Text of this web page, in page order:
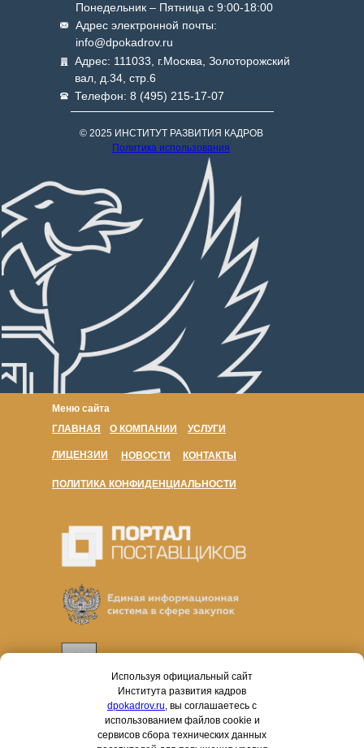
Меню сайта
Понедельник – Пятница с 9:00-18:00
Адрес: 111033, г.Москва, Золоторожский
вал, д.34, стр.6
Телефон: 8 (495) 215-17-07
© 2025 ИНСТИТУТ РАЗВИТИЯ КАДРОВ
Политика использования
Адрес электронной почты:
info@dpokadrov.ru
ГЛАВНАЯ О КОМПАНИИ УСЛУГИ
ЛИЦЕНЗИИ НОВОСТИ КОНТАКТЫ
ПОЛИТИКА КОНФИДЕНЦИАЛЬНОСТИ
Используя официальный сайт
Института развития кадров
dpokadrov.ru, вы соглашаетесь с
использованием файлов cookie и
сервисов сбора технических данных